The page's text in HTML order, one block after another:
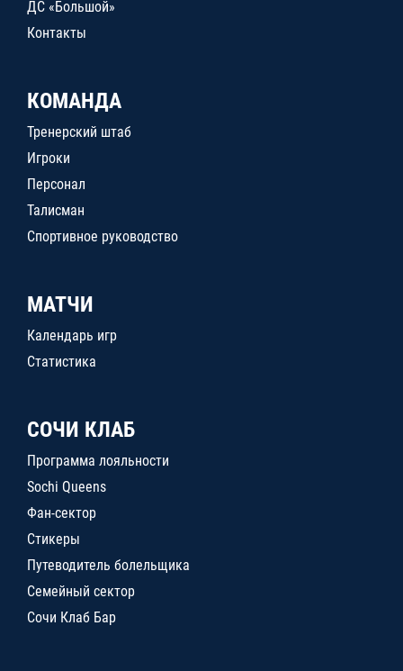
ДС «Большой»
Контакты
КОМАНДА
Тренерский штаб
Игроки
Персонал
Талисман
Спортивное руководство
МАТЧИ
Календарь игр
Статистика
СОЧИ КЛАБ
Программа лояльности
Sochi Queens
Фан-сектор
Стикеры
Путеводитель болельщика
Семейный сектор
Сочи Клаб Бар